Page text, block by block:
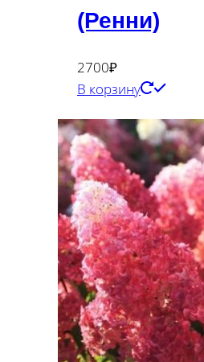
(Ренни)
2700₽
В корзину